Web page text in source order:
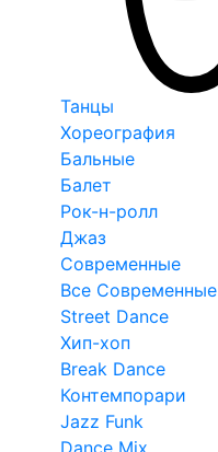
Танцы
Хореография
Бальные
Балет
Рок-н-ролл
Джаз
Современные
Все Современные
Street Dance
Хип-хоп
Break Dance
Контемпорари
Jazz Funk
Dance Mix